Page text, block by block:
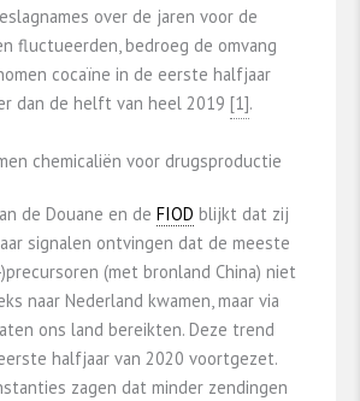
over de jaren voor de
fluctueerden, bedroeg de omvang
cocaïne in de eerste halfjaar
dan de helft van heel 2019 ​[1]​.
chemicaliën voor drugsproductie
de Douane en de FIOD blijkt dat zij
signalen ontvingen dat de meeste
(met bronland China) niet
naar Nederland kwamen, maar via
ons land bereikten. Deze trend
halfjaar van 2020 voortgezet.
zagen dat minder zendingen